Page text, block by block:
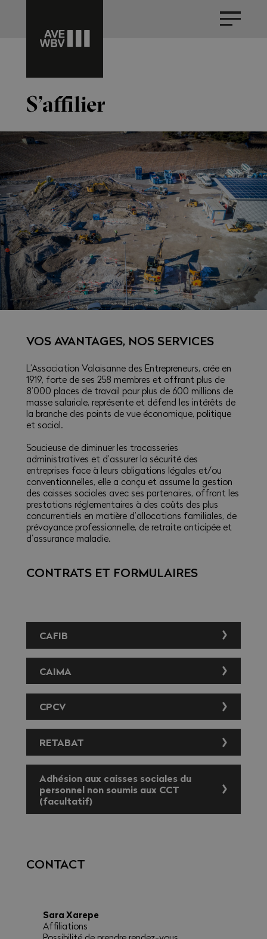
S’affilier
VOS AVANTAGES, NOS SERVICES
L’Association Valaisanne des Entrepreneurs, crée en
1919, forte de ses 258 membres et offrant plus de
8’000 places de travail pour plus de 600 millions de
masse salariale, représente et défend les intérêts de
la branche des points de vue économique, politique
et social.
Soucieuse de diminuer les tracasseries
administratives et d’assurer la sécurité des
entreprises face à leurs obligations légales et/ou
conventionnelles, elle a conçu et assume la gestion
des caisses sociales avec ses partenaires, offrant les
prestations réglementaires à des coûts des plus
concurrentiels en matière d’allocations familiales, de
prévoyance professionnelle, de retraite anticipée et
d’assurance maladie.
CONTRATS ET FORMULAIRES
CAFIB
Contrat d’adhésion
EN SAVOIR PLUS SUR LA CAISSE CAFIB
CAIMA
CPCV
Contrat d’adhésion
EN SAVOIR PLUS SUR LA CAISSE CPCV
RETABAT
Contrat d’adhésion
EN SAVOIR PLUS SUR LA CAISSE
Adhésion aux caisses sociales du
personnel non soumis aux CCT
(facultatif)
CONTACT
Sara Xarepe
Affiliations